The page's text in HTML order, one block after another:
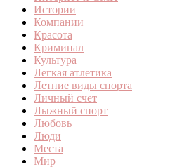
Истории
Компании
Красота
Криминал
Культура
Легкая атлетика
Летние виды спорта
Личный счет
Лыжный спорт
Любовь
Люди
Места
Мир